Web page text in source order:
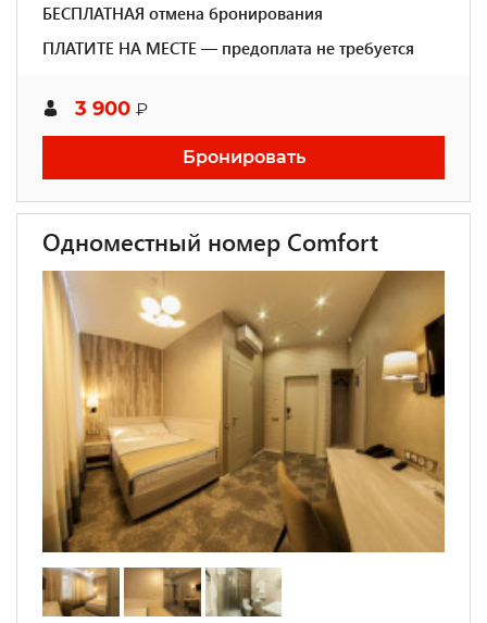
БЕСПЛАТНАЯ отмена бронирования
ПЛАТИТЕ НА МЕСТЕ — предоплата не требуется
3 900 ₽
Бронировать
Одноместный номер Comfort